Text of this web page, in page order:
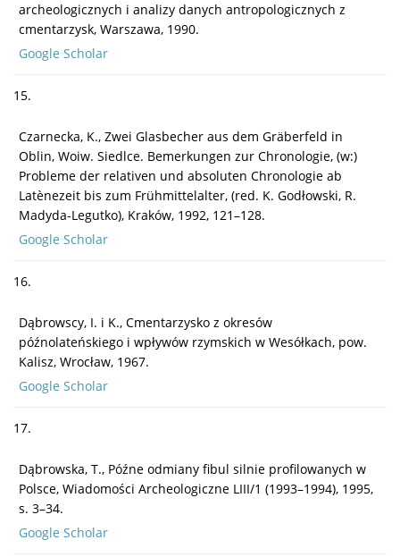
archeologicznych i analizy danych antropologicznych z
cmentarzysk, Warszawa, 1990.
Google Scholar
15.
Czarnecka, K., Zwei Glasbecher aus dem Gräberfeld in
Oblin, Woiw. Siedlce. Bemerkungen zur Chronologie, (w:)
Probleme der relativen und absoluten Chronologie ab
Latènezeit bis zum Frühmittelalter, (red. K. Godłowski, R.
Madyda-Legutko), Kraków, 1992, 121–128.
Google Scholar
16.
Dąbrowscy, I. i K., Cmentarzysko z okresów
późnolateńskiego i wpływów rzymskich w Wesółkach, pow.
Kalisz, Wrocław, 1967.
Google Scholar
17.
Dąbrowska, T., Późne odmiany fibul silnie profilowanych w
Polsce, Wiadomości Archeologiczne LIII/1 (1993–1994), 1995,
s. 3–34.
Google Scholar